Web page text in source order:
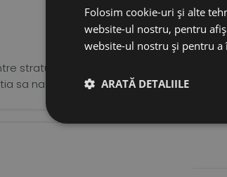
stratul superior, 100% din lana de miel
sa naturala impiedica transpiratia
Folosim cookie-uri și alte
website-ul nostru, pentru
website-ul nostru și pentru
ARATĂ DETALIILE